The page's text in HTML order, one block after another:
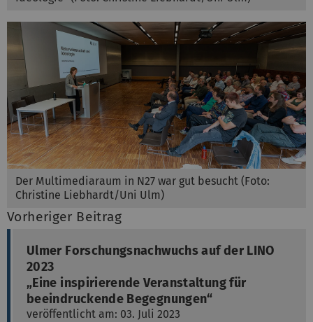
Der Multimediaraum in N27 war gut besucht (Foto:
Christine Liebhardt/Uni Ulm)
Vorheriger Beitrag
Ulmer Forschungsnachwuchs auf der LINO
2023
„Eine inspirierende Veranstaltung für
beeindruckende Begegnungen“
veröffentlicht am: 03. Juli 2023